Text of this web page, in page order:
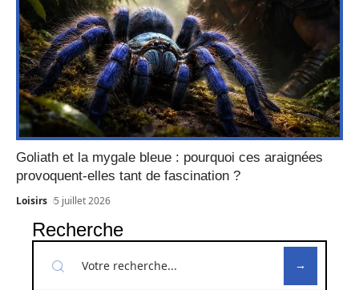
Goliath et la mygale bleue : pourquoi ces araignées
provoquent-elles tant de fascination ?
Loisirs 5 juillet 2026
Recherche